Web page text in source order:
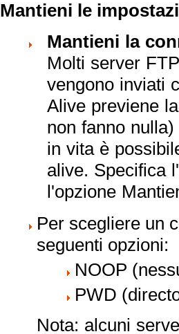
Mantieni le
Mantieni la
Molti server
vengono inviati
Alive previene
non fanno
in vita è
alive. Specifica
l'opzione
Per scegliere un
seguenti opzioni:
NOOP
PWD
Nota: alcuni